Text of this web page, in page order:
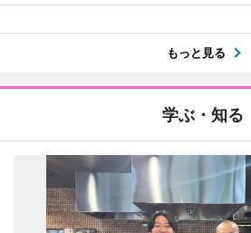
もっと見る
学ぶ・知る